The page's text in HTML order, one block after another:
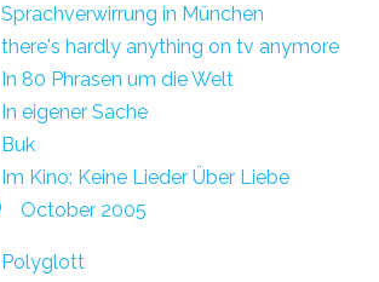
Sprachverwirrung in München
there's hardly anything on tv anymore
In 80 Phrasen um die Welt
In eigener Sache
Buk
Im Kino: Keine Lieder Über Liebe
October 2005
Polyglott